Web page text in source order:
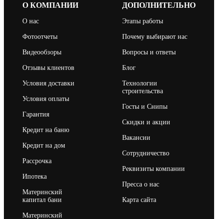
О КОМПАНИИ
О нас
Фотоотчеты
Видеообзоры
Отзывы клиентов
Условия доставки
Условия оплаты
Гарантия
Кредит на баню
Кредит на дом
Рассрочка
Ипотека
Материнский
капитал бани
Материнский
ДОПОЛНИТЕЛЬНО
Этапы работы
Почему выбирают нас
Вопросы и ответы
Блог
Технологии
строительства
Госты и Снипы
Скидки и акции
Вакансии
Сотрудничество
Реквизиты компании
Пресса о нас
Карта сайта